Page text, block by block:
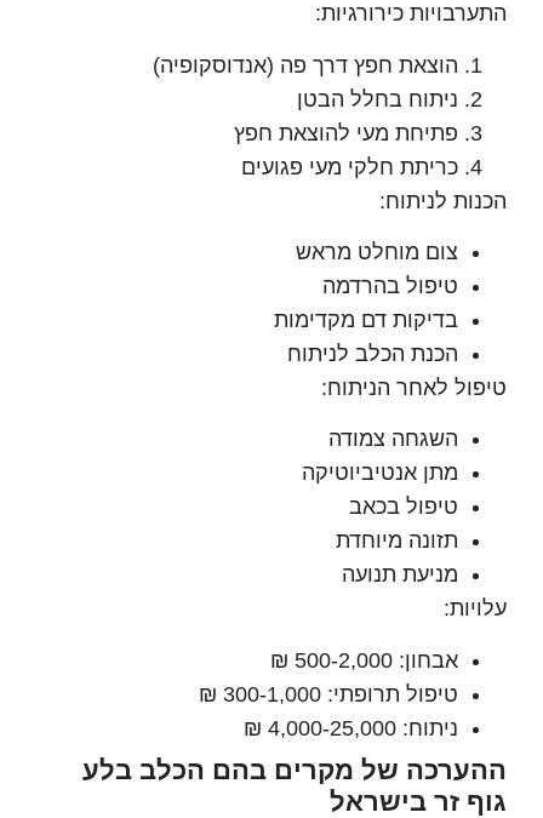
כירורגיות:
הוצאת חפץ דרך פה (אנדוסקופיה)
ניתוח בחלל הבטן
פתיחת מעי להוצאת חפץ
כריתת חלקי מעי פגועים
לניתוח:
צום מוחלט מראש
טיפול בהרדמה
בדיקות דם מקדימות
הכנת הכלב לניתוח
לאחר הניתוח:
השגחה צמודה
מתן אנטיביוטיקה
טיפול בכאב
תזונה מיוחדת
מניעת תנועה
אבחון: 500-2,000 ₪
טיפול תרופתי: 300-1,000 ₪
ניתוח: 4,000-25,000 ₪
של מקרים בהם הכלב בלע
זר בישראל